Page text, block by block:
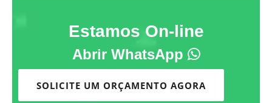
Estamos On-line
Abrir WhatsApp
SOLICITE UM ORÇAMENTO AGORA